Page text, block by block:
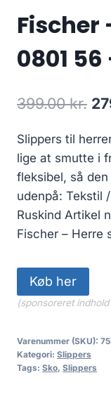
Fischer
0801
399.00kr.
pris
Slippers til
lige at smutte i
fleksibel, så
udenpå: Tekstil
Ruskind Artikel
Fischer – Herre
Køb her
(sponsoreret
Varenummer (SKU):
Kategori: Slippers
Tags: Sko, Slippers